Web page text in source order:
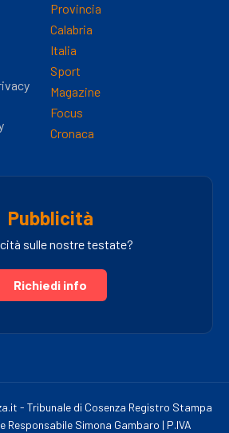
Provincia
Calabria
Italia
Sport
Magazine
Focus
Cronaca
Pubblicità
sulle nostre testate?
Richiedi info
- Tribunale di Cosenza Registro Stampa
Responsabile Simona Gambaro | P.IVA